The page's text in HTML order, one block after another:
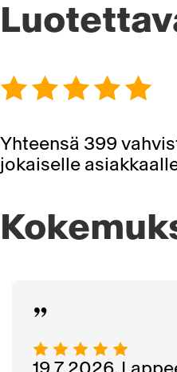
Yhteensä 399
jokaiselle
19.7.2026,